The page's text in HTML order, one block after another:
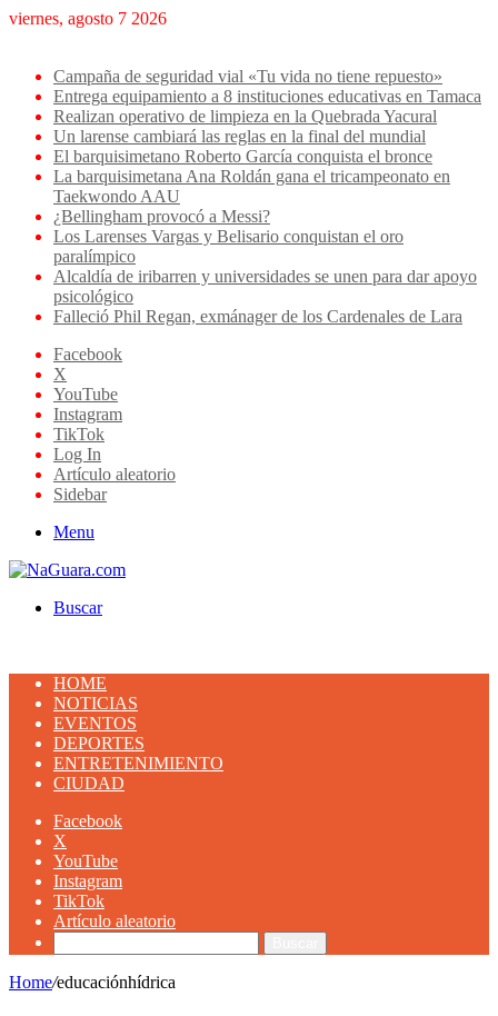
viernes, agosto 7 2026
Campaña de seguridad vial «Tu vida no tiene repuesto»
Entrega equipamiento a 8 instituciones educativas en Tamaca
Realizan operativo de limpieza en la Quebrada Yacural
Un larense cambiará las reglas en la final del mundial
El barquisimetano Roberto García conquista el bronce
La barquisimetana Ana Roldán gana el tricampeonato en
Taekwondo AAU
¿Bellingham provocó a Messi?
Los Larenses Vargas y Belisario conquistan el oro
paralímpico
Alcaldía de iribarren y universidades se unen para dar apoyo
psicológico
Falleció Phil Regan, exmánager de los Cardenales de Lara
Facebook
X
YouTube
Instagram
TikTok
Log In
Artículo aleatorio
Sidebar
Menu
Buscar
HOME
NOTICIAS
EVENTOS
DEPORTES
ENTRETENIMIENTO
CIUDAD
Facebook
X
YouTube
Instagram
TikTok
Artículo aleatorio
Home/educaciónhídrica